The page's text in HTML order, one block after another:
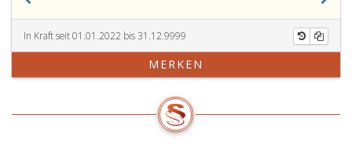
In Kraft seit 01.01.2022 bis 31.12.9999
MERKEN